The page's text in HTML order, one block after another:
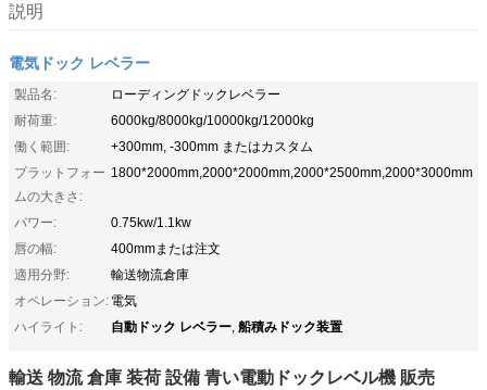
説明
電気ドック レベラー
製品名:
ローディングドックレベラー
耐荷重:
6000kg/8000kg/10000kg/12000kg
働く範囲:
+300mm, -300mm またはカスタム
プラットフォー
ムの大きさ:
1800*2000mm,2000*2000mm,2000*2500mm,2000*3000mm
パワー:
0.75kw/1.1kw
唇の幅:
400mmまたは注文
適用分野:
輸送物流倉庫
オペレーション: 電気
ハイライト:
自動ドック レベラー, 船積みドック装置
輸送 物流 倉庫 装荷 設備 青い電動ドックレベル機 販売